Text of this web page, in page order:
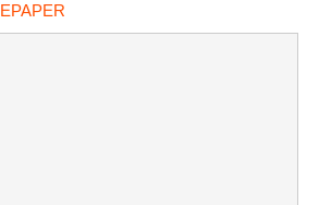
EPAPER